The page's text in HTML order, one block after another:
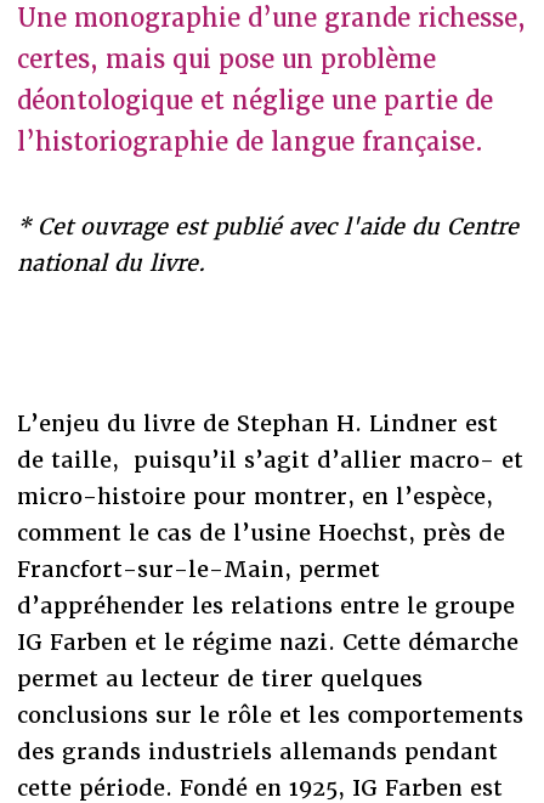
Une monographie d’une grande richesse,
certes, mais qui pose un problème
déontologique et néglige une partie de
l’historiographie de langue française.
* Cet ouvrage est publié avec l'aide du Centre
national du livre.
L’enjeu du livre de Stephan H. Lindner est
de taille, puisqu’il s’agit d’allier macro- et
micro-histoire pour montrer, en l’espèce,
comment le cas de l’usine Hoechst, près de
Francfort-sur-le-Main, permet
d’appréhender les relations entre le groupe
IG Farben et le régime nazi. Cette démarche
permet au lecteur de tirer quelques
conclusions sur le rôle et les comportements
des grands industriels allemands pendant
cette période. Fondé en 1925, IG Farben est